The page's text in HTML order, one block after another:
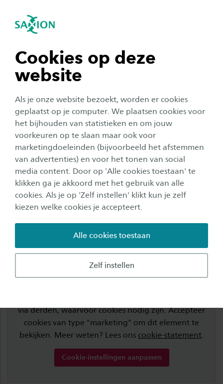
Cookies op deze
website
Als je onze website bezoekt, worden er cookies
geplaatst op je computer. We plaatsen cookies voor
het bijhouden van statistieken en om jouw
voorkeuren op te slaan maar ook voor
marketingdoeleinden (bijvoorbeeld het afstemmen
van advertenties) en voor het tonen van social
media content. Door op 'Alle cookies toestaan' te
klikken ga je akkoord met het gebruik van alle
cookies. Als je op 'Zelf instellen' klikt kun je zelf
kiezen welke cookies je accepteert.
Zelf instellen
Alle cookies toestaan
Navigatie openen
tonen
tonen
tonen
tonen
sluiten
Modelleren van Maatschappelijke
Subnavigatie tonen
Podcast: Modelleren van
Maatschappelijke Impact
Ontdek de inzichten van het lectoraat
Modeleren van Maatschappelijke Impact! Kijk of
luister naar onze podcasts en laat je inspireren
door actuele thema's en ons onderzoek naar
maatschappelijke impact.
#18 Smart Energy Hubs: een bijdrage aan de
energietransitie?
In deze aflevering gaat Michel Linnenbank in gesprek
met Richard van Leeuwen en Milos Bunda over smart
energy hubs, wat is het en hoe dragen deze bij aan de
Voor dit element zijn cookies nodig
via derden, waarvoor cookies nodig zijn. Accepteer
cookies van type "marketing" om dit element te
bekijken. Meer weten? Lees ons cookie-statement.
Cookie-instellingen aanpassen